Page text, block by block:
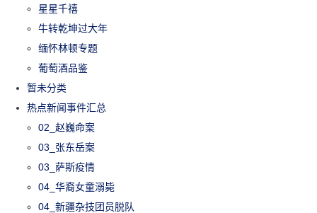
星星千禧
牛转乾坤过大年
缅怀林顿专题
葡萄酒品鉴
暂未分类
热点新闻事件汇总
02_赵巍命案
03_张东岳案
03_萨斯疫情
04_华裔女童溺毙
04_新疆杂技团员脱队